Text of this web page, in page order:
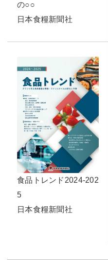
の○○
日本食糧新聞社
食品トレンド2024-202
5
日本食糧新聞社